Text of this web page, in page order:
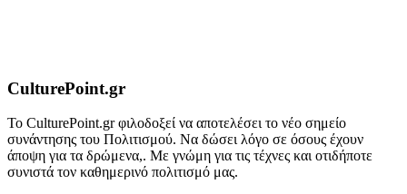
CulturePoint.gr
Το CulturePoint.gr φιλοδοξεί να αποτελέσει το νέο σημείο
συνάντησης του Πολιτισμού. Να δώσει λόγο σε όσους έχουν
άποψη για τα δρώμενα,. Με γνώμη για τις τέχνες και οτιδήποτε
συνιστά τον καθημερινό πολιτισμό μας.